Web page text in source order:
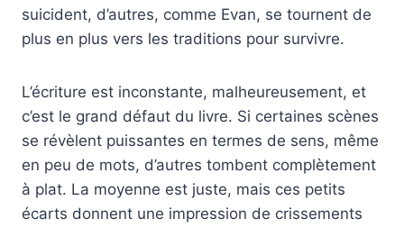
suicident, d’autres, comme Evan, se tournent de
plus en plus vers les traditions pour survivre.
L’écriture est inconstante, malheureusement, et
c’est le grand défaut du livre. Si certaines scènes
se révèlent puissantes en termes de sens, même
en peu de mots, d’autres tombent complètement
à plat. La moyenne est juste, mais ces petits
écarts donnent une impression de crissements